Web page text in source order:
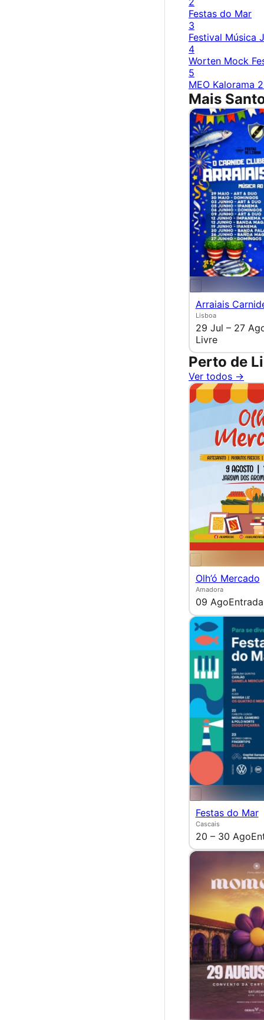
Festas do Mar
3
Festival Música
4
Worten Mock
5
MEO Kalorama
Mais
Arraiais
Lisboa
29 Jul – 27
Livre
Perto de
Ver todos →
Olh’ó Mercado
Amadora
09 Ago
Festas do Mar
Cascais
20 – 30 Ago